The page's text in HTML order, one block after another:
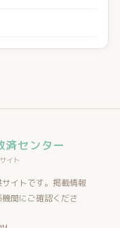
済センター
イト
イトです。掲載情報
関にご確認くださ